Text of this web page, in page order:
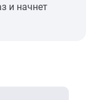
и начнет